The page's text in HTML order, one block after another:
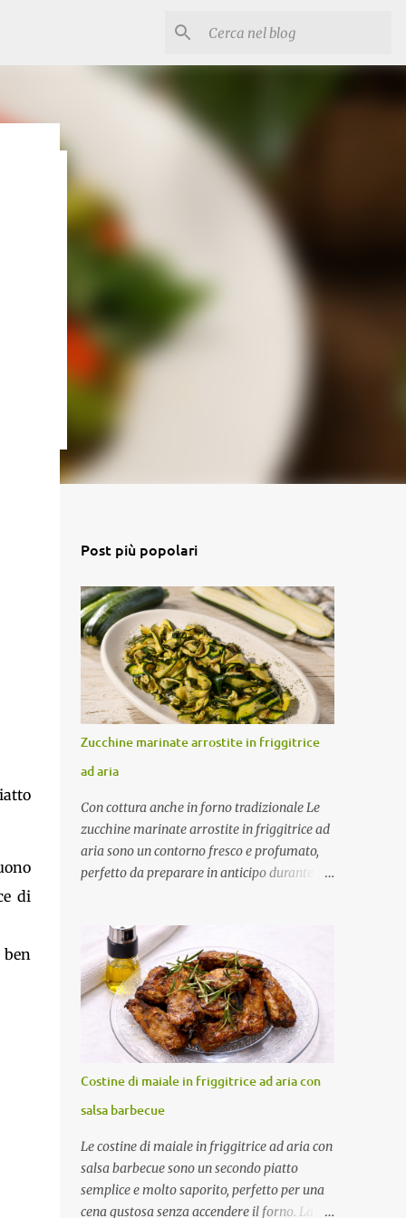
di
Post più popolari
Zucchine marinate arrostite in friggitrice
ad aria
Con cottura anche in forno tradizionale Le
zucchine marinate arrostite in friggitrice ad
aria sono un contorno fresco e profumato,
perfetto da preparare in anticipo durante la
marinatura a base di olio extravergine di
oliva, aceto di mele, menta fresca, aglio e
peperoncino. Il riposo in frigorifero
permette alle zucchine di assorbire tutti gli
aromi, rendendole ancora più gustose.
Ottime da servire come contorno oppure
come antipasto nelle giornate più calde.
Come ottenere zucchine saporite e ben
marinate Per un risultato perfetto: Taglia le
spessore. Preriscalda la friggitrice ad aria.
Cuocile in più riprese senza sovrapporle.
Condiscile quando sono ancora tiepide.
Costine di maiale in friggitrice ad aria con
salsa barbecue
Le costine di maiale in friggitrice ad aria con
salsa barbecue sono un secondo piatto
semplice e molto saporito, perfetto per una
cena gustosa senza accendere il forno. La